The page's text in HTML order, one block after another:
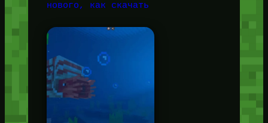
нового, как скачать